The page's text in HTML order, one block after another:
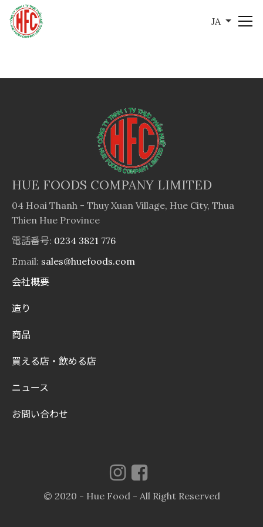
JA
HUE FOODS COMPANY LIMITED
04 Hoai Thanh - Thuy Xuan Village, Hue City, Thua
Thien Hue Province
電話番号: 0234 3821 776
Email: sales@huefoods.com
会社概要
造り
商品
買える店・飲める店
ニュース
お問い合わせ
© 2020 - Hue Food - All Right Reserved